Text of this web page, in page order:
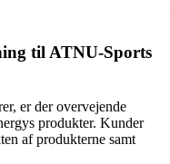
til ATNU-Sports
er der overvejende
produkter. Kunder
af produkterne samt